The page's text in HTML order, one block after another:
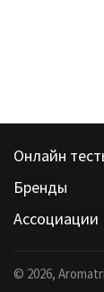
Онлайн
Бренды
Ассоциации
© 2026,